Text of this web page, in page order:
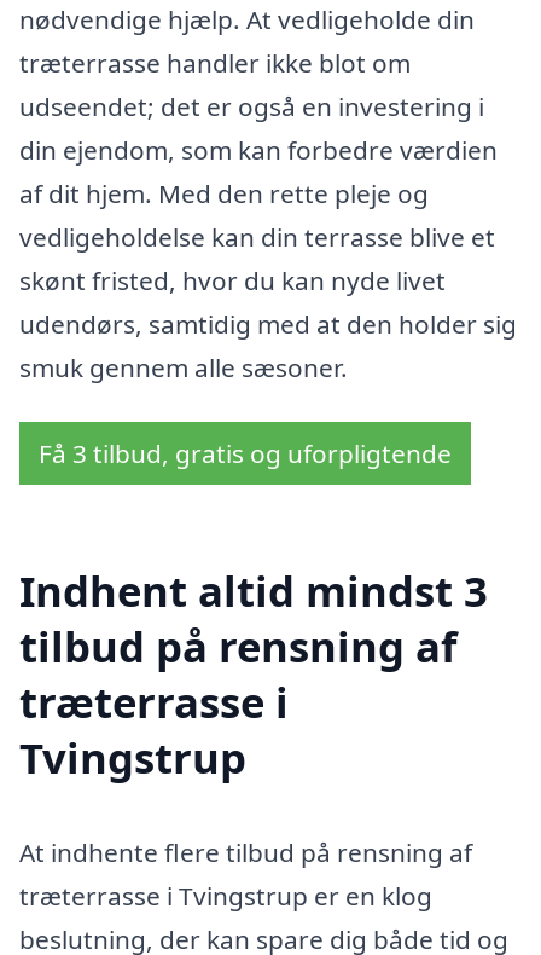
nødvendige hjælp. At vedligeholde din
træterrasse handler ikke blot om
udseendet; det er også en investering i
din ejendom, som kan forbedre værdien
af dit hjem. Med den rette pleje og
vedligeholdelse kan din terrasse blive et
skønt fristed, hvor du kan nyde livet
udendørs, samtidig med at den holder sig
smuk gennem alle sæsoner.
Få 3 tilbud, gratis og uforpligtende
Indhent altid mindst 3
tilbud på rensning af
træterrasse i
Tvingstrup
At indhente flere tilbud på rensning af
træterrasse i Tvingstrup er en klog
beslutning, der kan spare dig både tid og